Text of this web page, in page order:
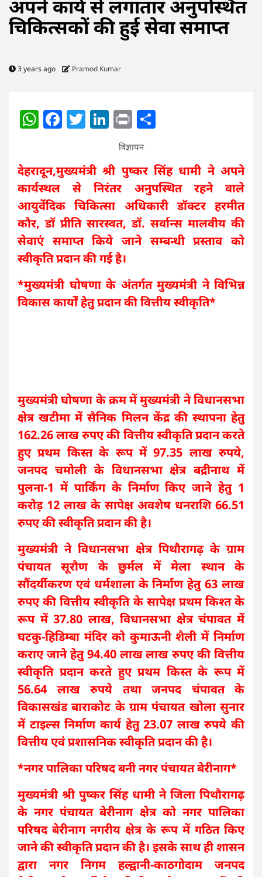
अपने कार्य से लगातार अनुपस्थित
चिकित्सकों की हुई सेवा समाप्त
3 years ago Pramod Kumar
WhatsApp
Facebook
Twitter
LinkedIn
Print
विज्ञापन
देहरादून,मुख्यमंत्री श्री पुष्कर सिंह धामी ने अपने
कार्यस्थल से निरंतर अनुपस्थित रहने वाले
आयुर्वेदिक चिकित्सा अधिकारी डॉक्टर हरमीत
कौर, डॉ प्रीति सारस्वत, डॉ. सर्वान्स मालवीय की
सेवाएं समाप्त किये जाने सम्बन्धी प्रस्ताव को
स्वीकृति प्रदान की गई है।
*मुख्यमंत्री घोषणा के अंतर्गत मुख्यमंत्री ने विभिन्न
विकास कार्यों हेतु प्रदान की वित्तीय स्वीकृति*
मुख्यमंत्री घोषणा के क्रम में मुख्यमंत्री ने विधानसभा
क्षेत्र खटीमा में सैनिक मिलन केंद्र की स्थापना हेतु
162.26 लाख रुपए की वित्तीय स्वीकृति प्रदान करते
हुए प्रथम किस्त के रूप में 97.35 लाख रुपये,
जनपद चमोली के विधानसभा क्षेत्र बद्रीनाथ में
पुलना-1 में पार्किंग के निर्माण किए जाने हेतु 1
करोड़ 12 लाख के सापेक्ष अवशेष धनराशि 66.51
रुपए की स्वीकृति प्रदान की है।
मुख्यमंत्री ने विधानसभा क्षेत्र पिथौरागढ़ के ग्राम
पंचायत सूरौण के छुर्मल में मेला स्थान के
सौंदर्यीकरण एवं धर्मशाला के निर्माण हेतु 63 लाख
रुपए की वित्तीय स्वीकृति के सापेक्ष प्रथम किश्त के
रूप में 37.80 लाख, विधानसभा क्षेत्र चंपावत में
घटकु-हिडिम्बा मंदिर को कुमाऊनी शैली में निर्माण
कराए जाने हेतु 94.40 लाख लाख रुपए की वित्तीय
स्वीकृति प्रदान करते हुए प्रथम किस्त के रूप में
56.64 लाख रुपये तथा जनपद चंपावत के
विकासखंड बाराकोट के ग्राम पंचायत खोला सुनार
में टाइल्स निर्माण कार्य हेतु 23.07 लाख रुपये की
वित्तीय एवं प्रशासनिक स्वीकृति प्रदान की है।
*नगर पालिका परिषद बनी नगर पंचायत बेरीनाग*
मुख्यमंत्री श्री पुष्कर सिंह धामी ने जिला पिथौरागढ़
के नगर पंचायत बेरीनाग क्षेत्र को नगर पालिका
परिषद बेरीनाग नगरीय क्षेत्र के रूप में गठित किए
जाने की स्वीकृति प्रदान की है। इसके साथ ही शासन
द्वारा नगर निगम हल्द्वानी-काठगोदाम जनपद